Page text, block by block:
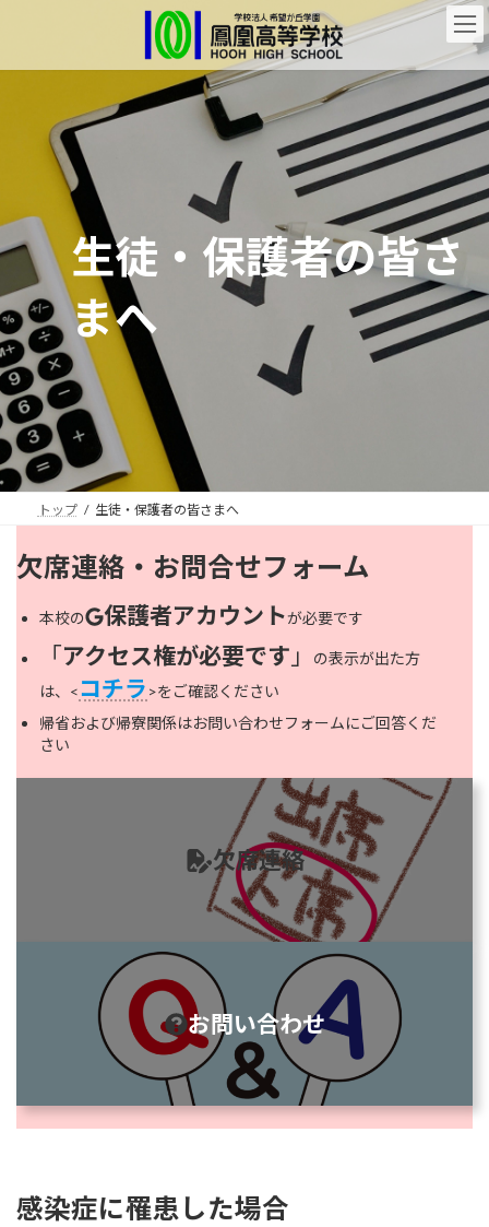
ン
ー
生徒・保護者の皆さ
まへ
トップ 生徒・保護者の皆さまへ
欠席連絡・お問合せフォーム
本校の 保護者アカウントが必要です
「アクセス権が必要です 」
の表示が出た方
は、<コチラ >をご確認ください
帰省および帰寮関係はお問い合わせフォームにご回答くだ
さい
欠席連絡
お問い合わせ
感染症に罹患した場合